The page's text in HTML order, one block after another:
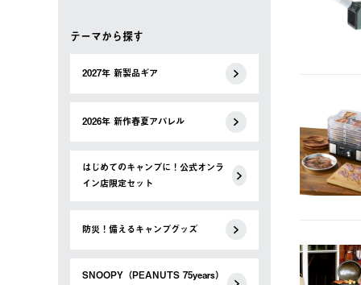
テーマから探す
2027年 新製品ギア
2026年 新作春夏アパレル
はじめてのキャンプに！公式オンラ
イン店限定セット
防災！備えるキャンプグッズ
SNOOPY（PEANUTS 75years）